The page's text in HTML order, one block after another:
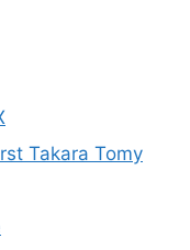
Takara Tomy